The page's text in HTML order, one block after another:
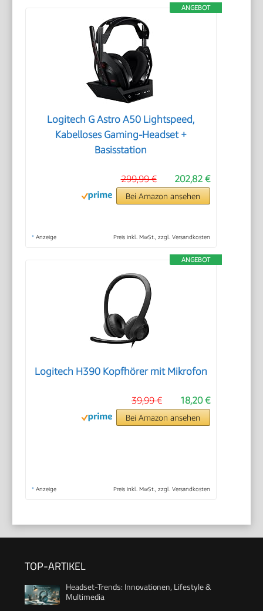
ANGEBOT
Logitech G Astro A50 Lightspeed,
Kabelloses Gaming-Headset +
Basisstation
202,82 €
299,99 €
Bei Amazon ansehen
* Anzeige Preis inkl. MwSt., zzgl. Versandkosten
ANGEBOT
Logitech H390 Kopfhörer mit Mikrofon
18,20 €
39,99 €
Bei Amazon ansehen
* Anzeige Preis inkl. MwSt., zzgl. Versandkosten
TOP-ARTIKEL
Headset-Trends: Innovationen, Lifestyle &
Multimedia